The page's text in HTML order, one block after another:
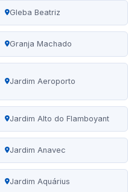
Gleba Beatriz
Granja Machado
Jardim Aeroporto
Jardim Alto do Flamboyant
Jardim Anavec
Jardim Aquárius